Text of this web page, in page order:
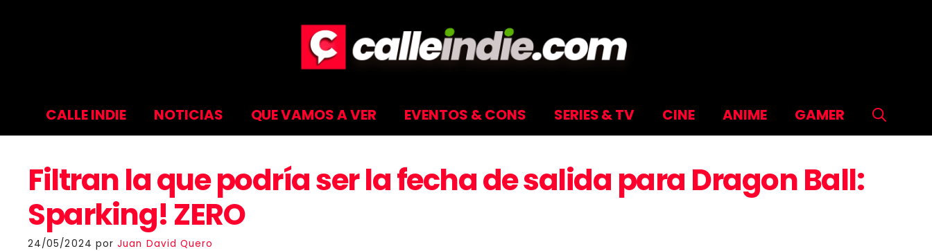
CALLE INDIE NOTICIAS QUE VAMOS A VER EVENTOS & CONS SERIES & TV CINE ANIME GAMER
Filtran la que podría ser la fecha de salida para Dragon Ball:
Sparking! ZERO
24/05/2024 porJuan David Quero